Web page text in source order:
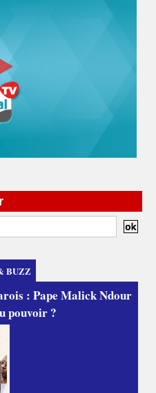
BUZZ
: Pape Malick Ndour
pouvoir ?